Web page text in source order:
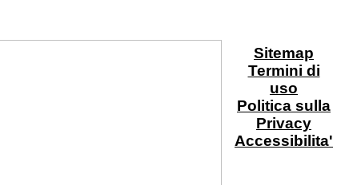
Sitemap
Termini di
uso
Politica sulla
Privacy
Accessibilita'